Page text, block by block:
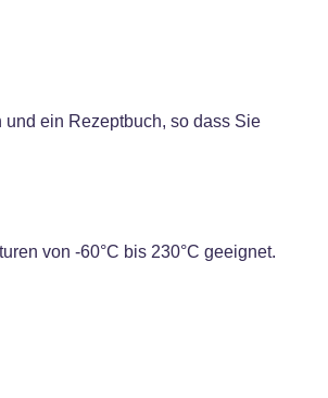
ein Rezeptbuch, so dass Sie
von -60°C bis 230°C geeignet.